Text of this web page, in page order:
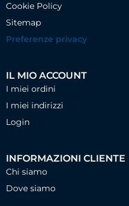
Cookie Policy
Sitemap
Preferenze privacy
IL MIO ACCOUNT
I miei ordini
I miei indirizzi
Login
INFORMAZIONI CLIENTE
Chi siamo
Dove siamo